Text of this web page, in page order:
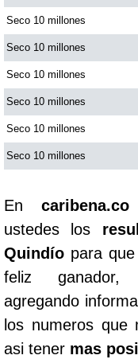
Seco 10 millones
Seco 10 millones
Seco 10 millones
Seco 10 millones
Seco 10 millones
Seco 10 millones
Encaribena.co
ustedes los
Quindío para
feliz ganador,
agregando
los numeros
asi tener mas